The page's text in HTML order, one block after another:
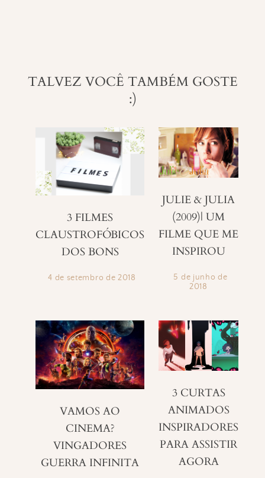
TALVEZ VOCÊ TAMBÉM GOSTE
:)
3 FILMES
CLAUSTROFÓBICOS
DOS BONS
4 de setembro de 2018
JULIE & JULIA
(2009)| UM
FILME QUE ME
INSPIROU
5 de junho de
2018
VAMOS AO
CINEMA?
VINGADORES
GUERRA INFINITA
3 CURTAS
ANIMADOS
INSPIRADORES
PARA ASSISTIR
AGORA